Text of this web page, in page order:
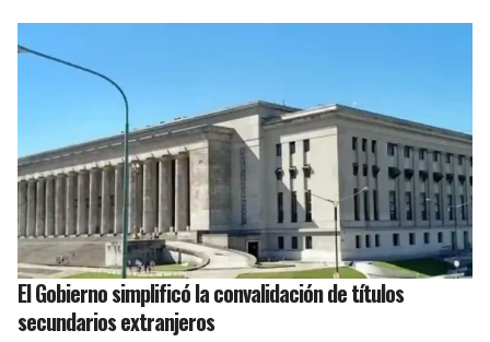
El Gobierno simplificó la convalidación de títulos
secundarios extranjeros